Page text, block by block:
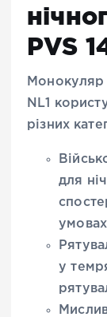
PVS
Монокуляр
NL1
різних
для
умовах
у